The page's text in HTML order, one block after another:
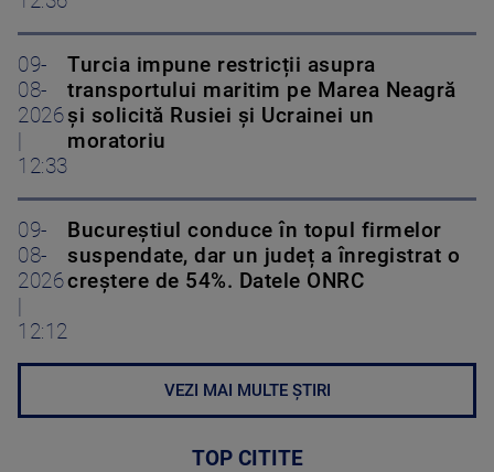
09-
08-
2026
|
12:33
Turcia impune restricții asupra
transportului maritim pe Marea Neagră
și solicită Rusiei și Ucrainei un
moratoriu
09-
08-
2026
|
12:12
Bucureștiul conduce în topul firmelor
suspendate, dar un județ a înregistrat o
creștere de 54%. Datele ONRC
VEZI MAI MULTE ȘTIRI
TOP CITITE